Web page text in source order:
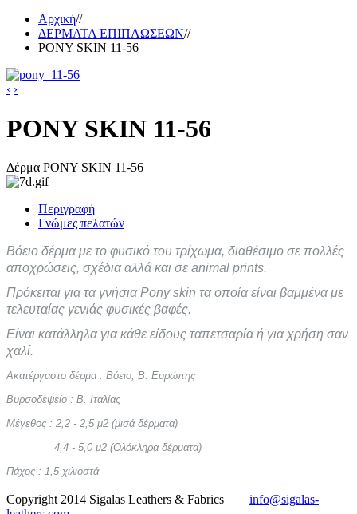
Αρχική//
ΔΕΡΜΑΤΑ ΕΠΙΠΛΩΣΕΩΝ//
PONY SKIN 11-56
‹ ›
PONY SKIN 11-56
Δέρμα PONY SKIN 11-56
Περιγραφή
Γνώμες πελατών
Βόειο δέρμα με το φυσικό του τρίχωμα, διαθέσιμο σε πολλές
αποχρώσεις, σχέδια αλλά και σε animal prints.
Πρόκειται για τα γνήσια Pony skin τα οποία είναι βαμμένα με
τελευταίας γενιάς φυσικές βαφές.
Είναι κατάλληλα για κάθε είδους ταπετσαρία ή για χρήση σαν
χαλί.
Ακατέργαστο δέρμα : Βόειο, Β. Ευρώπης
Βυρσοδεψείο : Β. Ιταλίας
Μέγεθος : 2,2 - 2,5 μ2 (μισά δέρματα)
4,4 - 5,0 μ2 (Ολόκληρα δέρματα)
Πάχος : 1,5 χιλιοστά
Copyright 2014 Sigalas Leathers & Fabrics info@sigalas-